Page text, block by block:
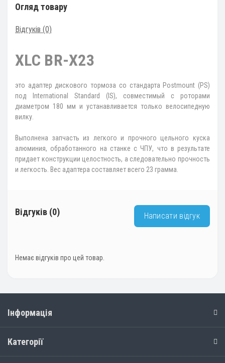
Огляд товару
Відгуків (0)
XLC BR-X23
это адаптер дискового тормоза со стандарта Postmount (PS)
под International Standard (IS), совместимый с роторами
диаметром 180 мм и устанавливается только велосипедную
вилку.
Выполнена запчасть из легкого и прочного цельного куска
алюминия, обработанного на станке с ЧПУ, что в результате
придает конструкции целостность, а следовательно прочность
и легкость. Вес адаптера составляет всего 23 грамма.
Відгуків (0) Написати відгук
Немає відгуків про цей товар.
Інформація
Категорії